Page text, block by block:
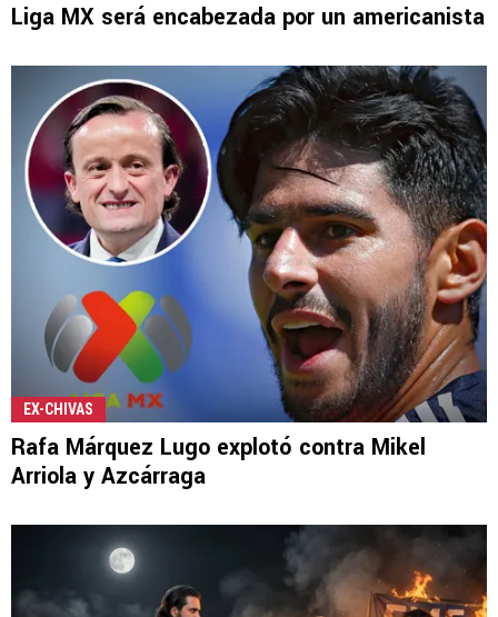
Liga MX será encabezada por un americanista
EX-CHIVAS
Rafa Márquez Lugo explotó contra Mikel
Arriola y Azcárraga